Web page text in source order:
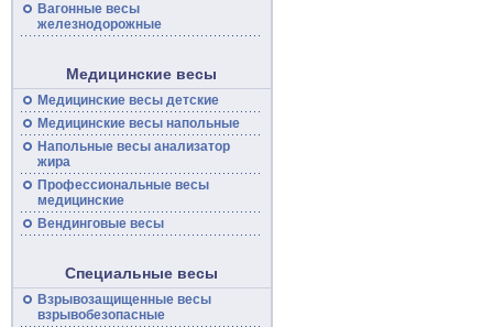
Вагонные весы
железнодорожные
Медицинские весы
Медицинские весы детские
Медицинские весынапольные
Напольные весыанализатор
жира
Профессиональные весы
медицинские
Вендинговые весы
Специальные весы
Взрывозащищенные весы
взрывобезопасные